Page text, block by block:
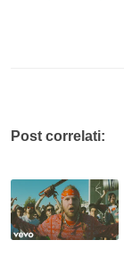
Post correlati: